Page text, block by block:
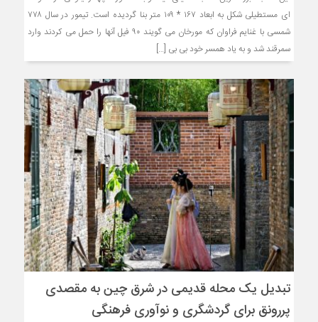
ای مستطیلی شکل به ابعاد ۱۶۷ * ۱۰۹ متر بنا گردیده است. تیمور در سال ۷۷۸
شمسی با غنایم فراوان که مورخان می گویند ۹۰ فیل آنها را حمل می کردند وارد
سمرقند شد و به یاد همسر خود بی بی […]
تبدیل یک محله قدیمی در شرق چین به مقصدی
پررونق برای گردشگری و نوآوری فرهنگی